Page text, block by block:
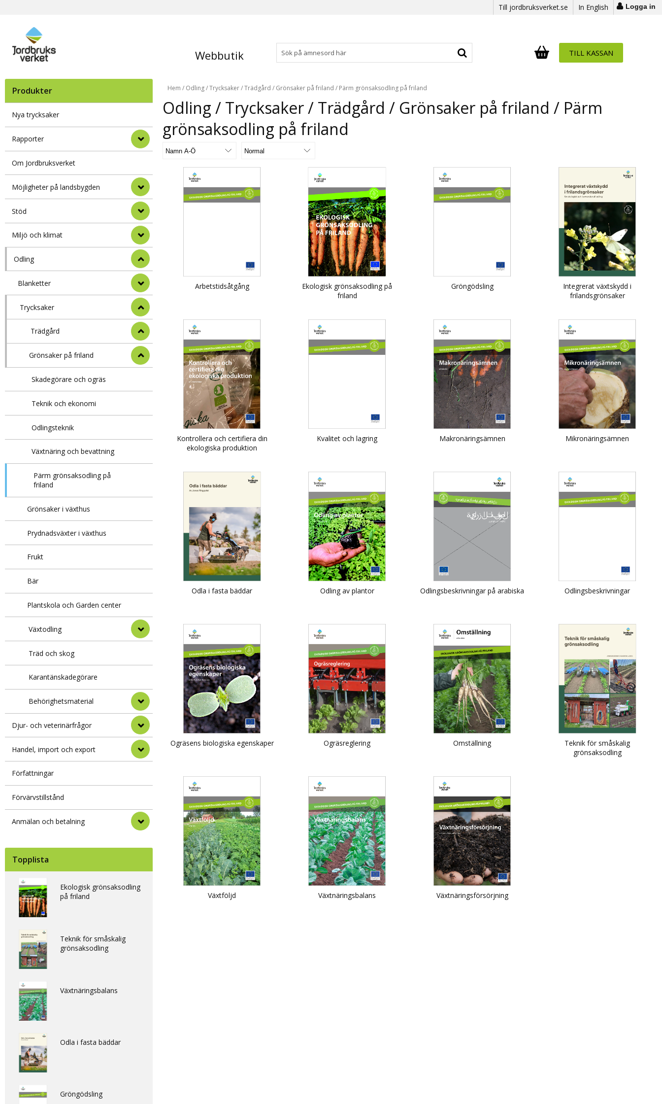
Till jordbruksverket.se In English Logga in
Webbutik Antal i varukorg:
. TILL KASSAN
Produkter
Nya trycksaker
Rapporter
Om Jordbruksverket
Möjligheter på landsbygden
Stöd
Miljö och klimat
Odling
Blanketter
Trycksaker
Trädgård
Grönsaker på friland
Skadegörare och ogräs
Teknik och ekonomi
Odlingsteknik
Växtnäring och bevattning
Pärm grönsaksodling på
friland
Grönsaker i växthus
Prydnadsväxter i växthus
Frukt
Bär
Plantskola och Garden center
Växtodling
Träd och skog
Karantänskadegörare
Behörighetsmaterial
Djur- och veterinärfrågor
Handel, import och export
Författningar
Förvärvstillstånd
Anmälan och betalning
Topplista
Ekologisk grönsaksodling
på friland
Teknik för småskalig
grönsaksodling
Växtnäringsbalans
Odla i fasta bäddar
Gröngödsling
Hem / Odling/Trycksaker/Trädgård / Grönsaker på friland / Pärm grönsaksodling på friland
Odling / Trycksaker / Trädgård / Grönsaker på friland / Pärm
grönsaksodling på friland
Arbetstidsåtgång
Ekologisk grönsaksodling på
friland
Gröngödsling
Integrerat växtskydd i
frilandsgrönsaker
Kontrollera och certifiera din
ekologiska produktion
Kvalitet och lagring Makronäringsämnen Mikronäringsämnen
Odla i fasta bäddar Odling av plantor Odlingsbeskrivningar på arabiska Odlingsbeskrivningar
Ogräsens biologiska egenskaper Ogräsreglering Omställning
Teknik för småskalig
grönsaksodling
Växtföljd Växtnäringsbalans Växtnäringsförsörjning